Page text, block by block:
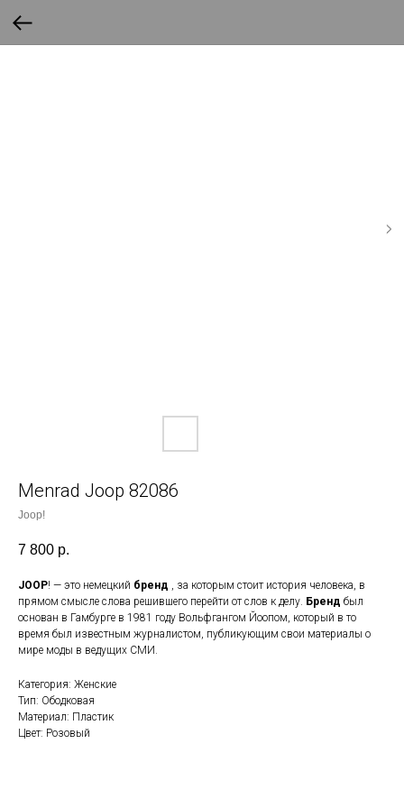
Menrad Joop 82086
Joop!
7 800 р.
JOOP! — это немецкий бренд , за которым стоит история человека, в
прямом смысле слова решившего перейти от слов к делу. Бренд был
основан в Гамбурге в 1981 году Вольфгангом Йоопом, который в то
время был известным журналистом, публикующим свои материалы о
мире моды в ведущих СМИ.
Категория: Женские
Тип: Ободковая
Материал: Пластик
Цвет: Розовый